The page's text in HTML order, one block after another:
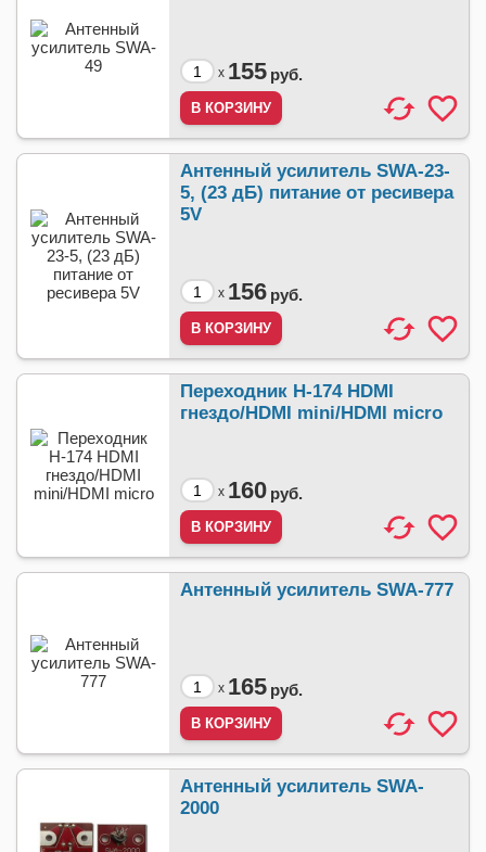
x 155 руб.
Антенный усилитель SWA-23-
5, (23 дБ) питание от ресивера
5V
x 156 руб.
Переходник H-174 HDMI
гнездо/HDMI mini/HDMI micro
x 160 руб.
Антенный усилитель SWA-777
x 165 руб.
Антенный усилитель SWA-
2000